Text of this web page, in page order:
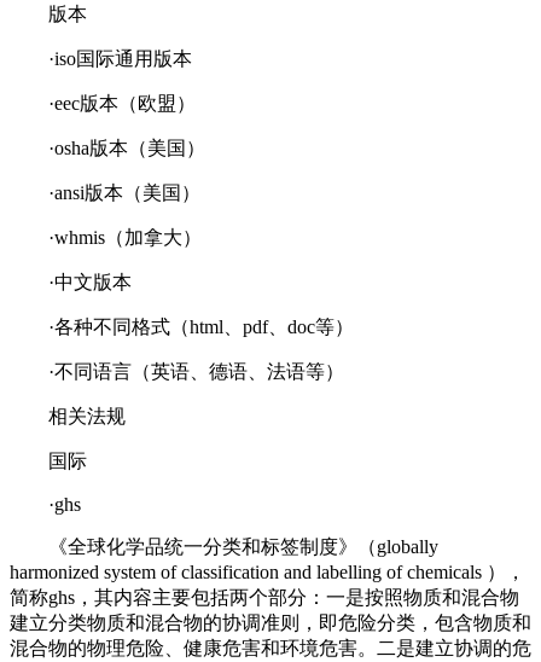
版本
·iso国际通用版本
·eec版本（欧盟）
·osha版本（美国）
·ansi版本（美国）
·whmis（加拿大）
·中文版本
·各种不同格式（html、pdf、doc等）
·不同语言（英语、德语、法语等）
相关法规
国际
·ghs
《全球化学品统一分类和标签制度》（globally
harmonized system of classification and labelling of chemicals ），
简称ghs，其内容主要包括两个部分：一是按照物质和混合物
建立分类物质和混合物的协调准则，即危险分类，包含物质和
混合物的物理危险、健康危害和环境危害。二是建立协调的危